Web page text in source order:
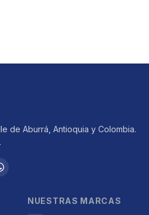
de Aburrá, Antioquia y Colombia.
NUESTRAS MARCAS